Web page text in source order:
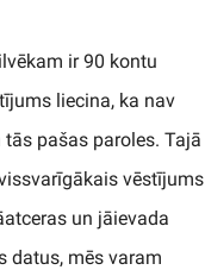
ir 90 kontu
liecina, ka nav
pašas paroles. Tajā
vēstījums
un jāievada
datus, mēs varam